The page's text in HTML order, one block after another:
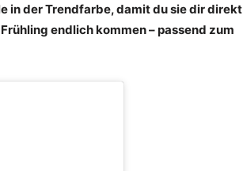
in der Trendfarbe, damit du sie dir direkt
endlich kommen – passend zum